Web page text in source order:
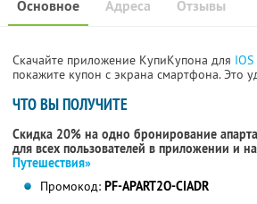
Основное Отзывы
Адреса
Скачайте приложение КупиКупона для IOS
покажите купон с экрана смартфона. Это
ЧТО ВЫ ПОЛУЧИТЕ
Скидка 20% на одно бронирование
для всех пользователей в приложении и
Путешествия»
Промокод: PF-APART2O-CIADR